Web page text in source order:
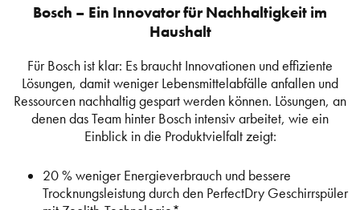
Bosch – Ein Innovator für Nachhaltigkeit im
Haushalt
Für Bosch ist klar: Es braucht Innovationen und effiziente
Lösungen, damit weniger Lebensmittelabfälle anfallen und
Ressourcen nachhaltig gespart werden können. Lösungen, an
denen das Team hinter Bosch intensiv arbeitet, wie ein
Einblick in die Produktvielfalt zeigt:
20 % weniger Energieverbrauch und bessere
Trocknungsleistung durch den PerfectDry Geschirrspüler